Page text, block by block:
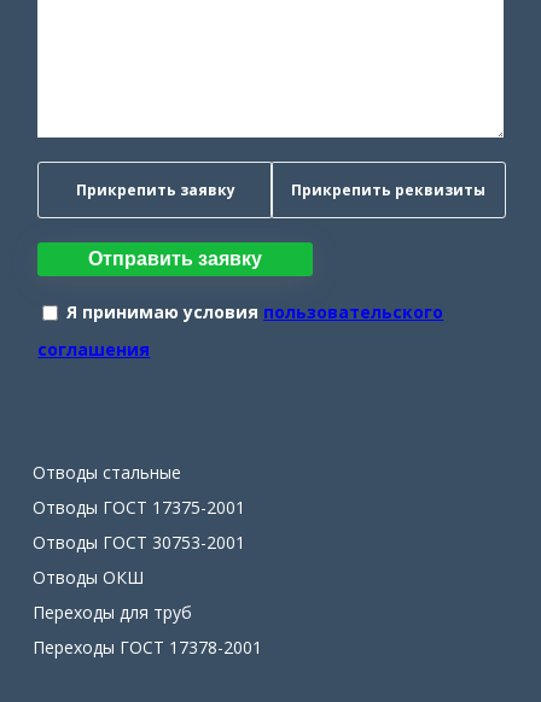
Прикрепить заявку Прикрепить реквизиты
Отправить заявку
Я принимаю условия пользовательского
соглашения
Отводы стальные
Отводы ГОСТ 17375-2001
Отводы ГОСТ 30753-2001
Отводы ОКШ
Переходы для труб
Переходы ГОСТ 17378-2001